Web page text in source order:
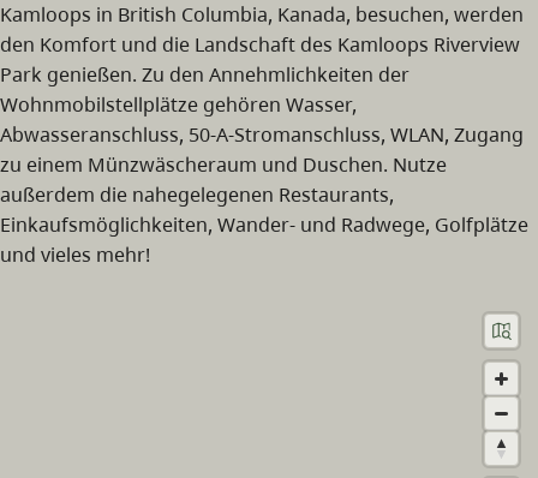
Kamloops in British Columbia, Kanada, besuchen, werden
den Komfort und die Landschaft des Kamloops Riverview
Park genießen. Zu den Annehmlichkeiten der
Wohnmobilstellplätze gehören Wasser,
Abwasseranschluss, 50-A-Stromanschluss, WLAN, Zugang
zu einem Münzwäscheraum und Duschen. Nutze
außerdem die nahegelegenen Restaurants,
Einkaufsmöglichkeiten, Wander- und Radwege, Golfplätze
und vieles mehr!